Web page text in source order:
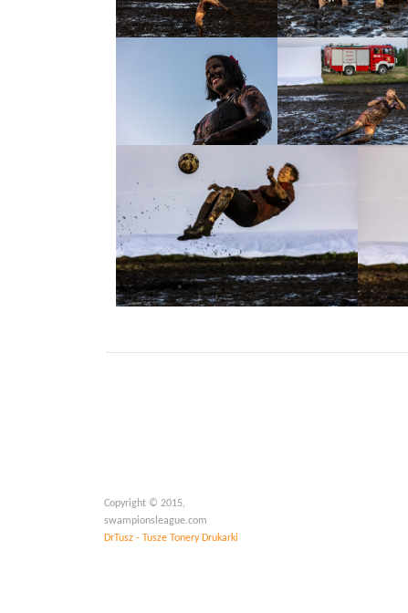
Copyright © 2015,
swampionsleague.com
DrTusz - Tusze Tonery Drukarki